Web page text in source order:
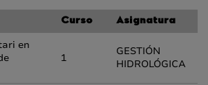
Curso Asignatura
en
1
GESTIÓN
HIDROLÓGICA